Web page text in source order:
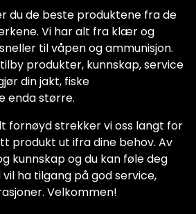
du de beste produktene fra de
Vi har alt fra klær og
til våpen og ammunisjon.
produkter, kunnskap, service
din jakt, fiske
enda større.
fornøyd strekker vi oss langt for
produkt ut ifra dine behov. Av
kunnskap og du kan føle deg
ha tilgang på god service,
Velkommen!